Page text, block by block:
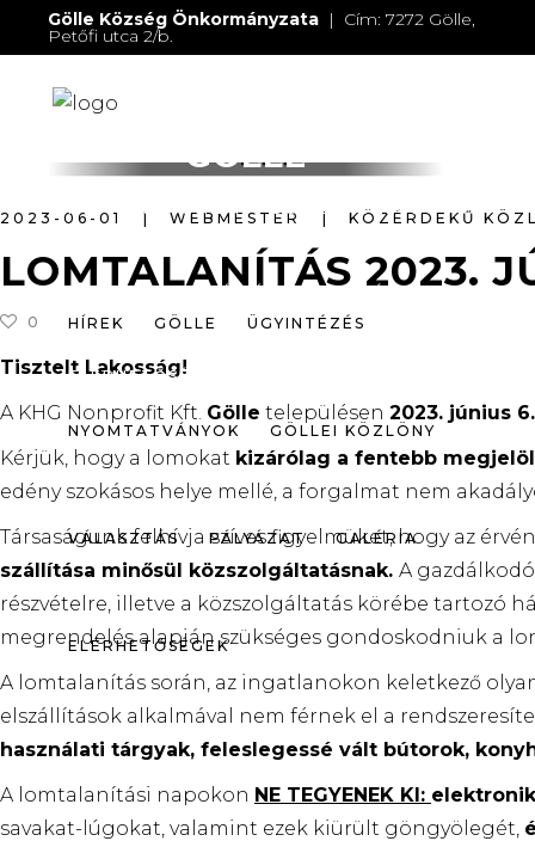
Gölle Község Önkormányzata | Cím: 7272 Gölle,
Petőfi utca 2/b.
HÍREK GÖLLE ÜGYINTÉZÉS
NYOMTATVÁNYOK GÖLLEI KÖZLÖNY
VÁLASZTÁS PÁLYÁZAT GALÉRIA
ELÉRHETŐSÉGEK
NYOMTATVÁNYOK GÖLLEI KÖZLÖNY
ELÉRHETŐSÉGEK
GÖLLE
2023-06-01 WEBMESTER KÖZÉRDEKŰ
LOMTALANÍTÁS 2023.
0
Tisztelt Lakosság!
A KHG Nonprofit Kft. Gölle településen 2023. június 6.
Kérjük, hogy a lomokat kizárólag a fentebb
edény szokásos helye mellé, a forgalmat nem
Társaságunk felhívja szíves figyelmüket, hogy az
szállítása minősül közszolgáltatásnak. A
részvételre, illetve a közszolgáltatás körébe tartozó
megrendelés alapján szükséges gondoskodniuk a
A lomtalanítás során, az ingatlanokon keletkező
elszállítások alkalmával nem férnek el a
használati tárgyak, feleslegessé vált bútorok,
A lomtalanítási napokon NE TEGYENEK KI:
savakat-lúgokat, valamint ezek kiürült göngyölegét,